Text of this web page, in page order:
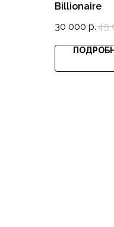
Billionaire
30 000 р. 45